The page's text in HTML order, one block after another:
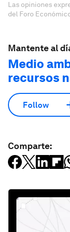
Las opiniones
del Foro
Mantente al
Medio
recursos
Follow
Comparte: